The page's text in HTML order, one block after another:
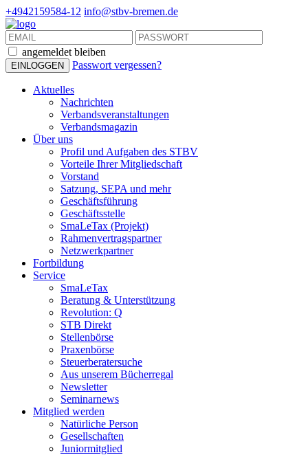
+4942159584-12 info@stbv-bremen.de
angemeldet bleiben
Passwort vergessen?
Aktuelles
Nachrichten
Verbandsveranstaltungen
Verbandsmagazin
Über uns
Profil und Aufgaben des STBV
Vorteile Ihrer Mitgliedschaft
Vorstand
Satzung, SEPA und mehr
Geschäftsführung
Geschäftsstelle
SmaLeTax (Projekt)
Rahmenvertragspartner
Netzwerkpartner
Fortbildung
Service
SmaLeTax
Beratung & Unterstützung
Revolution: Q
STB Direkt
Stellenbörse
Praxenbörse
Steuerberatersuche
Aus unserem Bücherregal
Newsletter
Seminarnews
Mitglied werden
Natürliche Person
Gesellschaften
Juniormitglied